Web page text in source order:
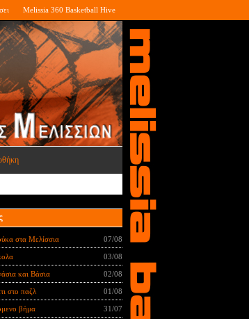
Melissia 360 Basketball Hive
στα Μελίσσια 07/08
03/08
και Βάσια 02/08
στο παζλ 01/08
βήμα 31/07